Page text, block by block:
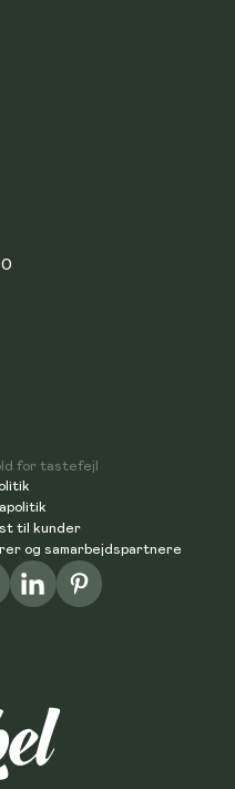
til kunder
og samarbejdspartnere
for tastefejl